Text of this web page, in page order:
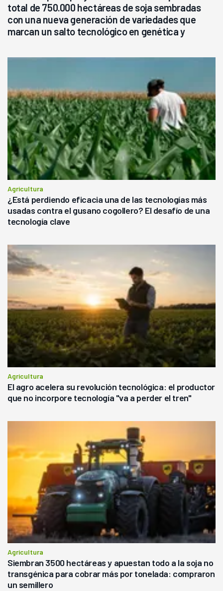
total de 750.000 hectáreas de soja sembradas
con una nueva generación de variedades que
marcan un salto tecnológico en genética y
Agricultura
¿Está perdiendo eficacia una de las tecnologías más
usadas contra el gusano cogollero? El desafío de una
tecnología clave
Agricultura
El agro acelera su revolución tecnológica: el productor
que no incorpore tecnología "va a perder el tren"
Agricultura
Siembran 3500 hectáreas y apuestan todo a la soja no
transgénica para cobrar más por tonelada: compraron
un semillero